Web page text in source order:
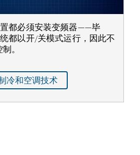
都必须安装变频器——毕
都以开/关模式运行，因此不
。
冷和空调技术